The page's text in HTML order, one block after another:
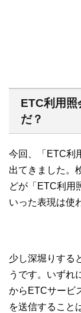
ETC利用照
だ？
今回、「ETC利
出てきました。
どが「ETC利用
いった表現は使
少し深堀りする
うです。いずれ
からETCサービ
を送信すること